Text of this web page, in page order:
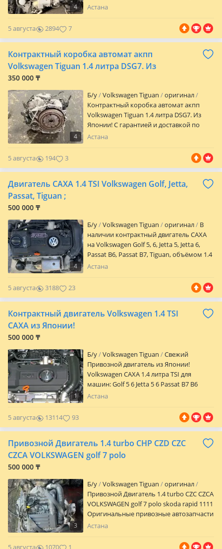
4
двигатель в сборе или без навесного
Есть отправка по всем регионам РК. За
доставку двигателя оплачивается
отдельно при получений товара. А так
же можно установить двигатель у
наших опытных мАстеров. За
по телефону или по По вашей просьбе
мы можем отправить видео обзор
двигателя.
Астана
5 августа 2894 7
Контрактный коробка автомат акпп
Volkswagen Tiguan 1.4 литра DSG7. Из
350 000 ₸
4
Б/y Volkswagen Tiguan
оригинал
Контрактный коробка автомат акпп
Volkswagen Tiguan 1.4 литра DSG7. Из
Японии! С гарантией и доставкой по
Казахстану!
Астана
5 августа 194 3
Двигатель CAXA 1.4 TSI Volkswagen Golf, Jetta,
Passat, Tiguan ;
500 000 ₸
4
Б/y Volkswagen Tiguan оригинал
В
наличии контрактный двигатель CAXA
на Volkswagen Golf 5, 6, Jetta 5, Jetta 6,
Passat B6, Passat B7, Tiguan, объёмом 1.4
TSI; Двигатель без пробега по СНГ; В
Отправляем в другие регионы РК; Для
регионов предоставляем фото видео
обзор; Срок проверки 30 дней;
Авторазбор Nomad Avto!
Астана
5 августа 3188 23
Контрактный двигатель Volkswagen 1.4 TSI
CAXA из Японии!
500 000 ₸
1
Б/y Volkswagen Tiguan
Свежий
Привозной двигатель из Японии!
Volkswagen CAXA 1.4 литра TSI для
машин: Golf 5 6 Jetta 5 6 Passat B7 B6
Scirocco Tiguan Skoda Octavia Rapid Yeti
до 100 тыс.! Отправка в любой город
Казахстана. Большой гарантийный срок!
СТО для установки. Полное
сопровождение. Фото или видео-обзор
по запросу. Сотни довольных клиентов.
вопросы вы можете задать по телефону
или приехать к нам. Поступление товара
каждый месяц из Швейцарии, Японии,
Германии. CAX CAXA CAVA EA111-TSI
пассат Б7 1.4 турбо 1.4турбо 1.4tsi 1.4tfsi
Астана
5 августа 13114 93
Привозной Двигатель 1.4 turbo CHP CZD CZC
CZCA VOLKSWAGEN golf 7 polo
500 000 ₸
3
Б/y Volkswagen Tiguan
оригинал
Привозной Двигатель 1.4 turbo CZC CZCA
VOLKSWAGEN golf 7 polo skoda rapid 1111
Оригинальные привозные автозапчасти
из Японии и Европы, большой
АКПП, МКПП, вариатор, и навесные.
Астана
5 августа 1070 1